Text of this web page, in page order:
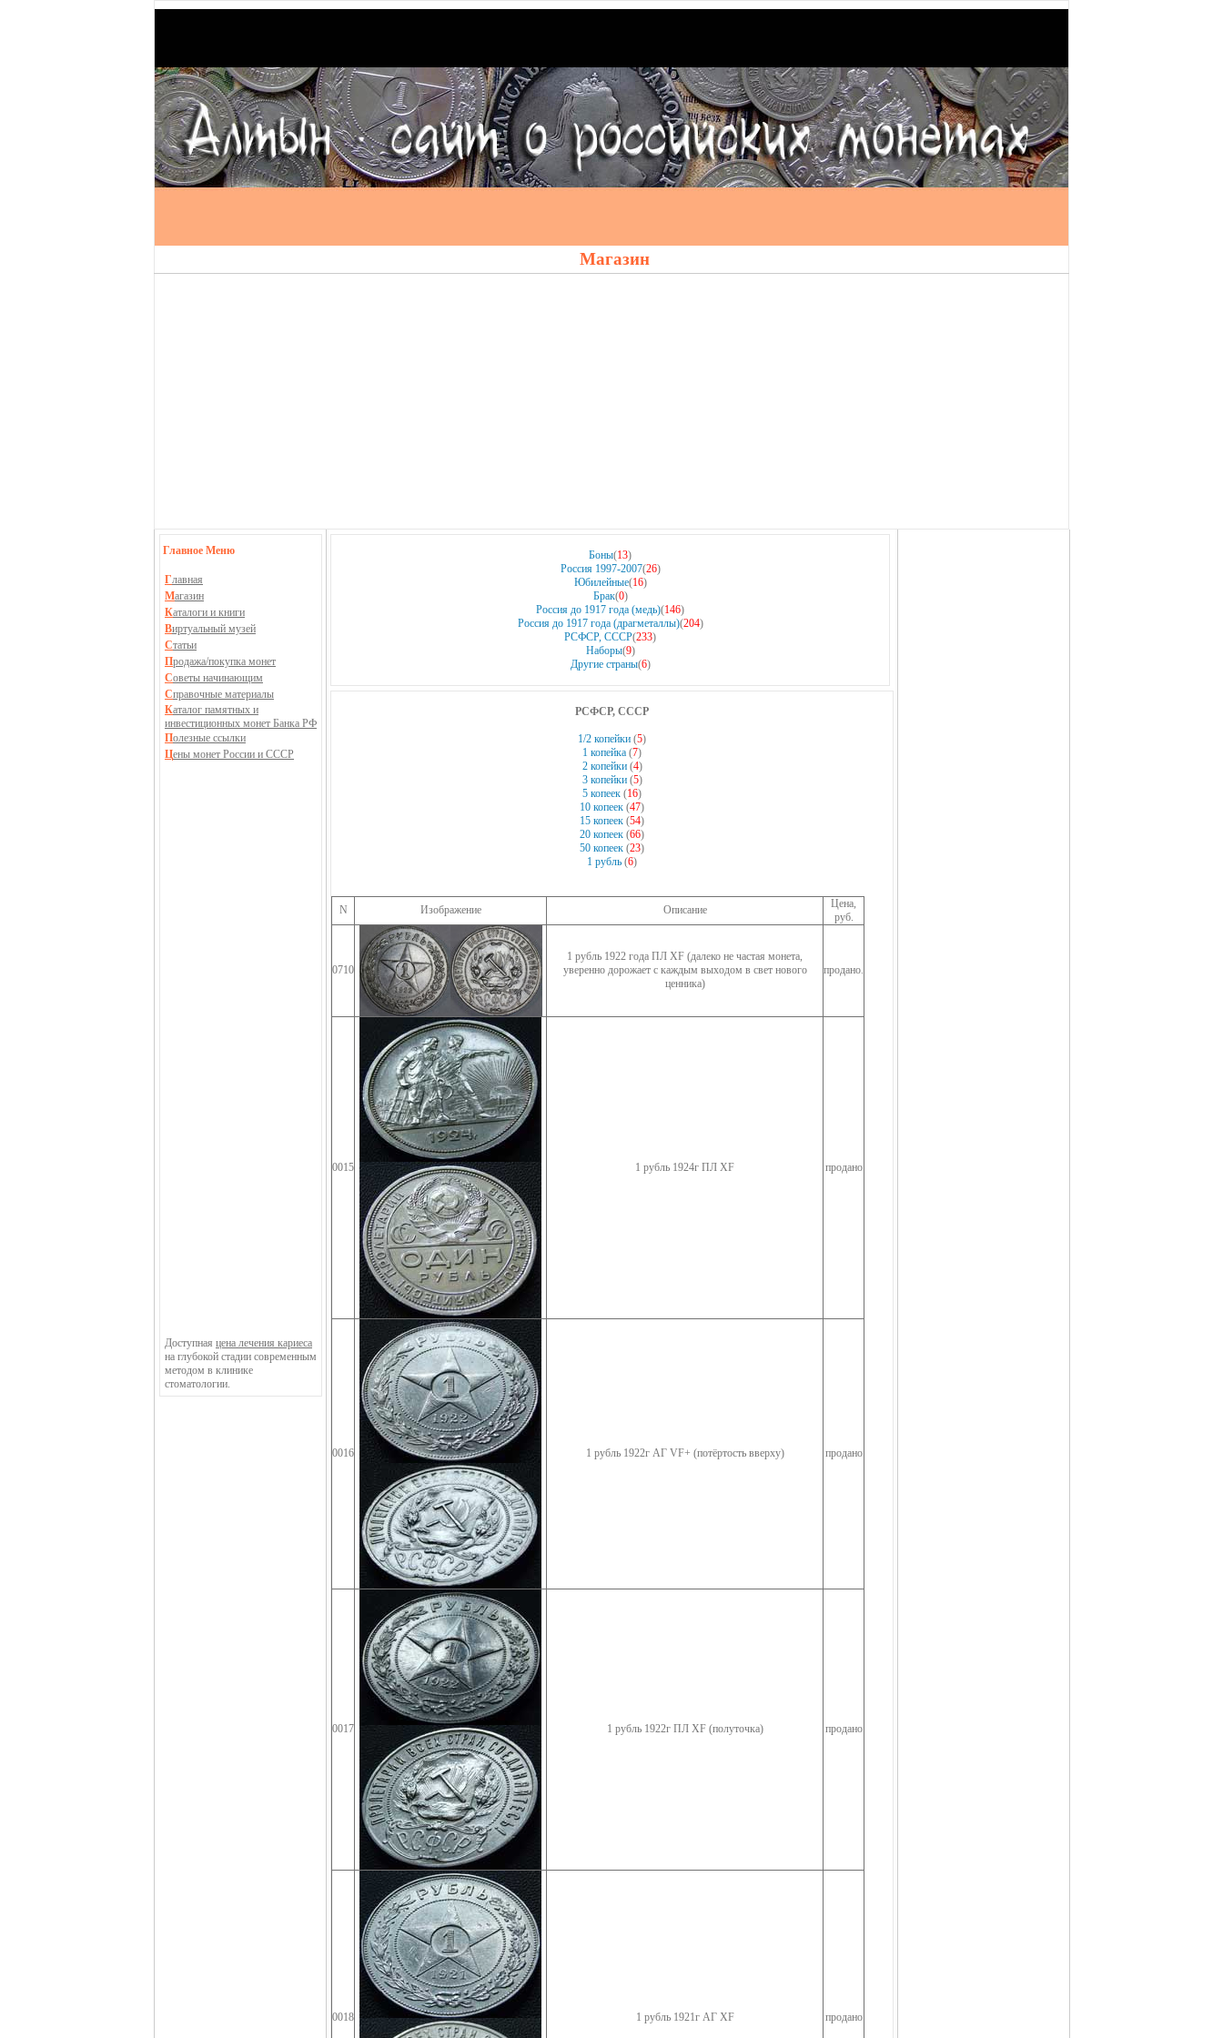
Магазин
Главное Меню
Главная
Магазин
Каталоги и книги
Виртуальный музей
Статьи
Продажа/покупка монет
Советы начинающим
Справочные материалы
Каталог памятных и
инвестиционных монет Банка РФ
Полезные ссылки
Цены монет России и СССР
Доступная цена лечения кариеса
на глубокой стадии современным
методом в клинике
стоматологии.
Боны(13)
Россия 1997-2007(26)
Юбилейные(16)
Брак(0)
Россия до 1917 года (медь)(146)
Россия до 1917 года (драгметаллы)(204)
РСФСР, СССР(233)
Наборы(9)
Другие страны(6)
РСФСР, СССР
1/2 копейки (5)
1 копейка (7)
2 копейки(4)
3 копейки(5)
5 копеек (16)
10 копеек (47)
15 копеек (54)
20 копеек (66)
50 копеек (23)
1 рубль (6)
N Изображение Описание
Цена,
руб.
0710
1 рубль 1922 года ПЛ XF (далеко не частая монета,
уверенно дорожает с каждым выходом в свет нового
ценника)
продано.
0015 1 рубль 1924г ПЛ XF продано
0016 1 рубль 1922г АГ VF+ (потёртость вверху) продано
0017 1 рубль 1922г ПЛ XF (полуточка) продано
0018 1 рубль 1921г АГ XF продано